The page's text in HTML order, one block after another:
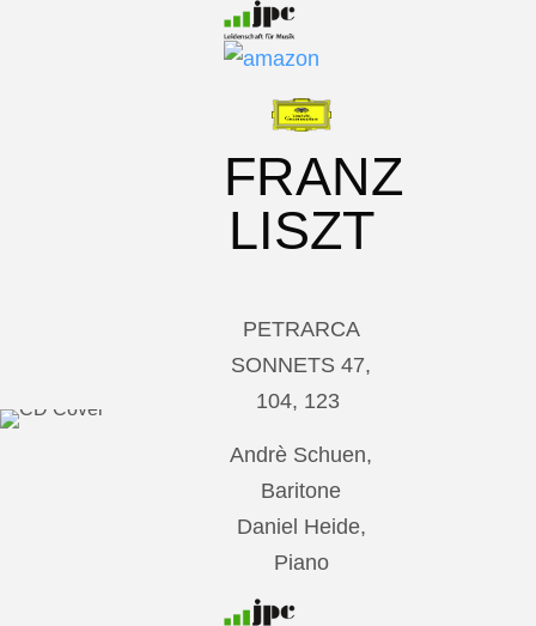
FRANZ
LISZT
PETRARCA
SONNETS 47,
104, 123
Andrè Schuen,
Baritone
Daniel Heide,
Piano